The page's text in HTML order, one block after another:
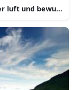
luft und bewundern